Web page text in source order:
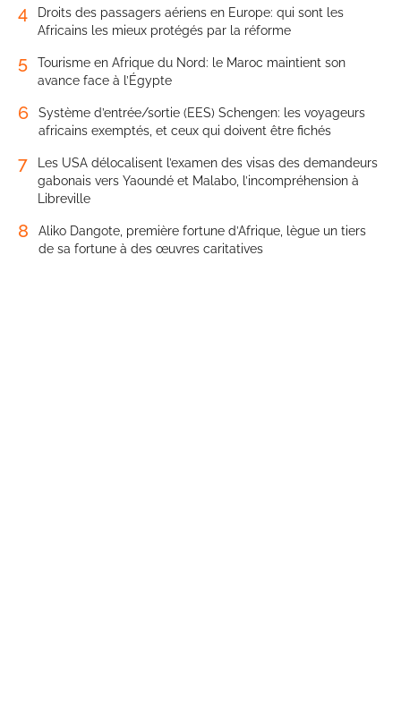
4
Droits des passagers aériens en Europe: qui sont les
Africains les mieux protégés par la réforme
5
Tourisme en Afrique du Nord: le Maroc maintient son
avance face à l’Égypte
6
Système d’entrée/sortie (EES) Schengen: les voyageurs
africains exemptés, et ceux qui doivent être fichés
7
Les USA délocalisent l’examen des visas des demandeurs
gabonais vers Yaoundé et Malabo, l’incompréhension à
Libreville
8
Aliko Dangote, première fortune d’Afrique, lègue un tiers
de sa fortune à des œuvres caritatives